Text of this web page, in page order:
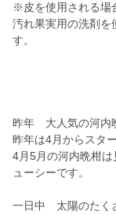
※皮を使用される場
汚れ果実用の洗剤を
す。
昨年 大人気の河内
昨年は4月からスタ
4月5月の河内晩柑
ューシーです。
一日中 太陽のたく